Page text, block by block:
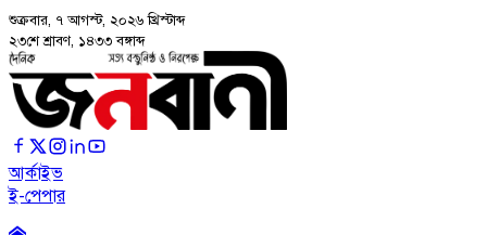
শুক্রবার, ৭ আগস্ট, ২০২৬ খ্রিস্টাব্দ
২৩শে শ্রাবণ, ১৪৩৩ বঙ্গাব্দ
আর্কাইভ
ই-পেপার